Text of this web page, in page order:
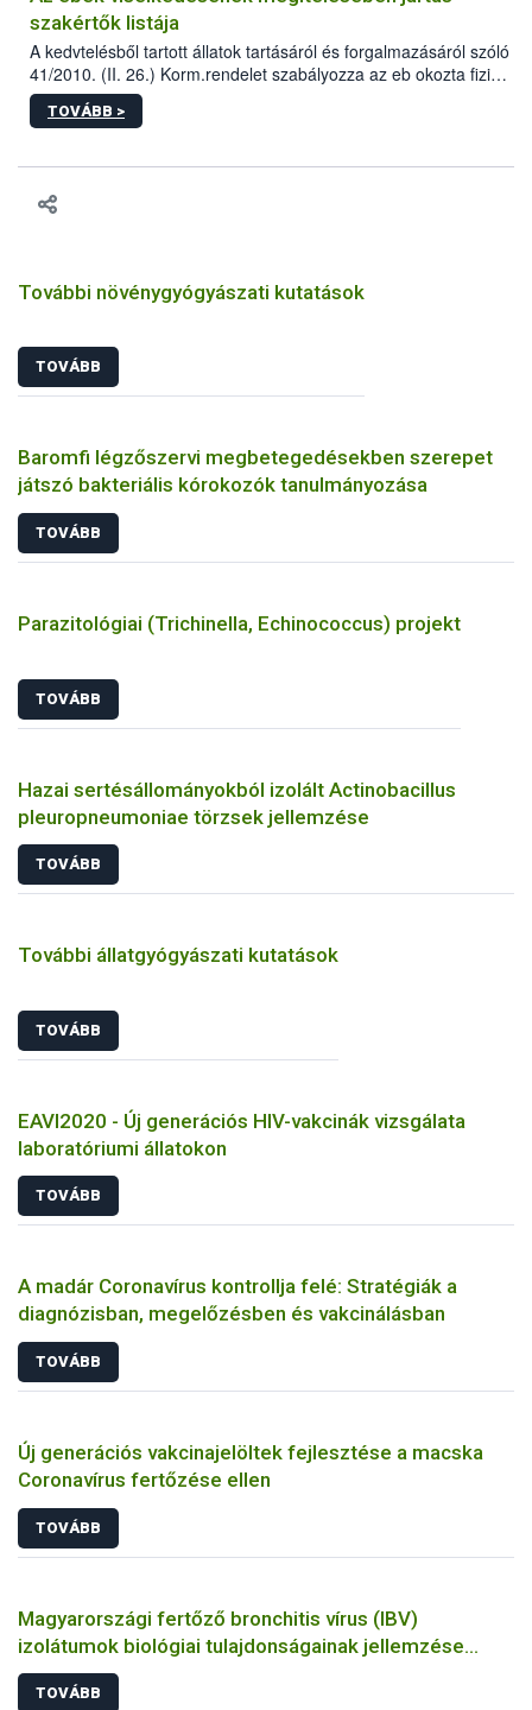
szakértők listája
A kedvtelésből tartott állatok tartásáról és forgalmazásáról szóló
41/2010. (II. 26.) Korm.rendelet szabályozza az eb okozta fizikai
sérülés, illetve ennek veszélye keletkezésekor felmerülő
hatósági feladatokat, valamint a veszélyes eb tartását és annak
vonni az ebek viselkedésének megítélésében jártas szakértőt.
TOVÁBB >
További növénygyógyászati kutatások
TOVÁBB
Baromfi légzőszervi megbetegedésekben szerepet
játszó bakteriális kórokozók tanulmányozása
TOVÁBB
Parazitológiai (Trichinella, Echinococcus) projekt
TOVÁBB
Hazai sertésállományokból izolált Actinobacillus
pleuropneumoniae törzsek jellemzése
TOVÁBB
További állatgyógyászati kutatások
TOVÁBB
EAVI2020 - Új generációs HIV-vakcinák vizsgálata
laboratóriumi állatokon
TOVÁBB
A madár Coronavírus kontrollja felé: Stratégiák a
diagnózisban, megelőzésben és vakcinálásban
TOVÁBB
Új generációs vakcinajelöltek fejlesztése a macska
Coronavírus fertőzése ellen
TOVÁBB
Magyarországi fertőző bronchitis vírus (IBV)
izolátumok biológiai tulajdonságainak jellemzése
állatkísérletes és molekuláris biológiai eszközökkel
TOVÁBB